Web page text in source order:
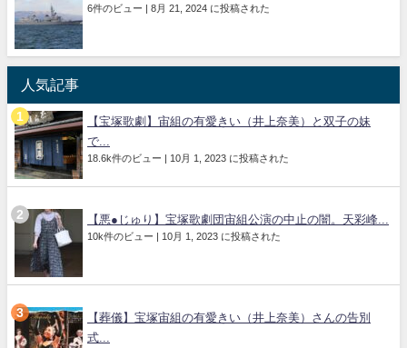
6件のビュー | 8月 21, 2024 に投稿された
人気記事
【宝塚歌劇】宙組の有愛きい（井上奈美）と双子の妹
で...
18.6k件のビュー | 10月 1, 2023 に投稿された
【悪●じゅり】宝塚歌劇団宙組公演の中止の闇。天彩峰...
10k件のビュー | 10月 1, 2023 に投稿された
【葬儀】宝塚宙組の有愛きい（井上奈美）さんの告別
式...